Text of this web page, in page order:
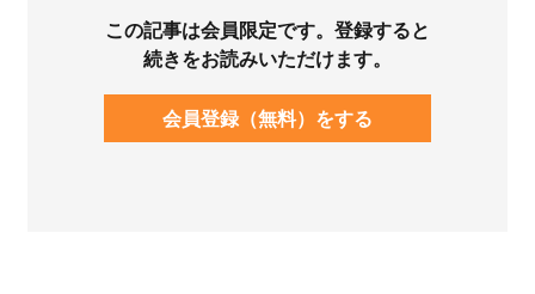
この記事は会員限定です。登録すると
続きをお読みいただけます。
会員登録（無料）をする